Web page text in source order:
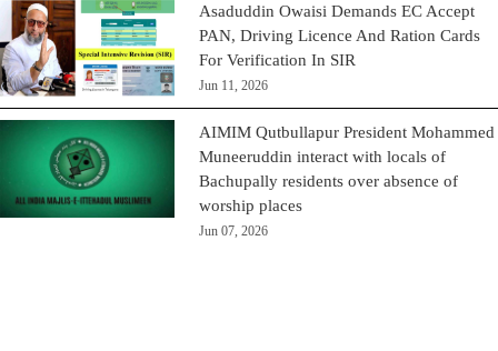
Asaduddin Owaisi Demands EC Accept
PAN, Driving Licence And Ration Cards
For Verification In SIR
Jun 11, 2026
AIMIM Qutbullapur President Mohammed
Muneeruddin interact with locals of
Bachupally residents over absence of
worship places
Jun 07, 2026